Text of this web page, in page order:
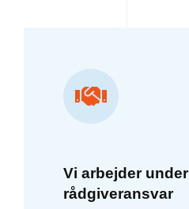
Vi arbejder under
rådgiveransvar